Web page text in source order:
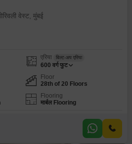
वेस्ट, मुंबई
एरिया बिल्ट-अप एरिया
600 वर्ग फुट
Floor
28th of 20 Floors
Flooring
मार्बल Flooring